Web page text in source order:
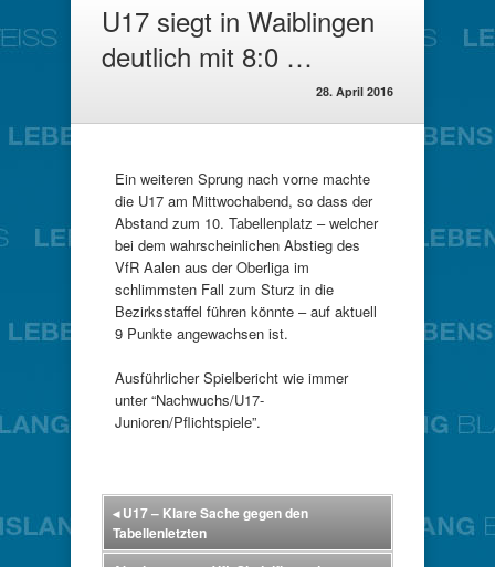
U17 siegt in Waiblingen
deutlich mit 8:0 …
28. April 2016
Ein weiteren Sprung nach vorne machte
die U17 am Mittwochabend, so dass der
Abstand zum 10. Tabellenplatz – welcher
bei dem wahrscheinlichen Abstieg des
VfR Aalen aus der Oberliga im
schlimmsten Fall zum Sturz in die
Bezirksstaffel führen könnte – auf aktuell
9 Punkte angewachsen ist.
Ausführlicher Spielbericht wie immer
unter “Nachwuchs/U17-
Junioren/Pflichtspiele”.
◂U17 – Klare Sache gegen den
Tabellenletzten